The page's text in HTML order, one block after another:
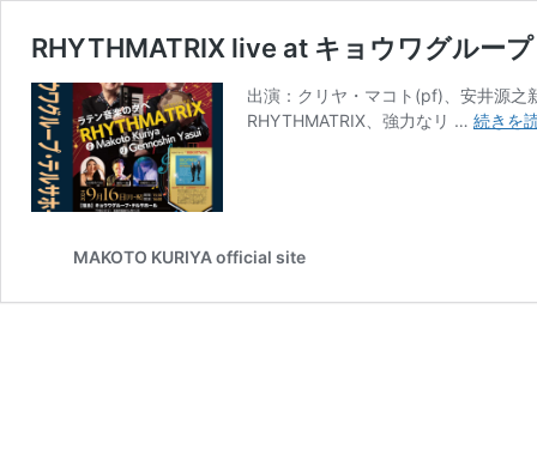
RHYTHMATRIX live at キョウワグルー
出演：クリヤ・マコト(pf)、安井源
RHYTHMATRIX、強力なリ … 続きを
MAKOTO KURIYA official site